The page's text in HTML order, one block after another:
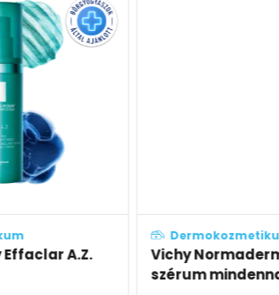
Dermokozmetikum
Vichy Normaderm tisztító
szérum mindennapos